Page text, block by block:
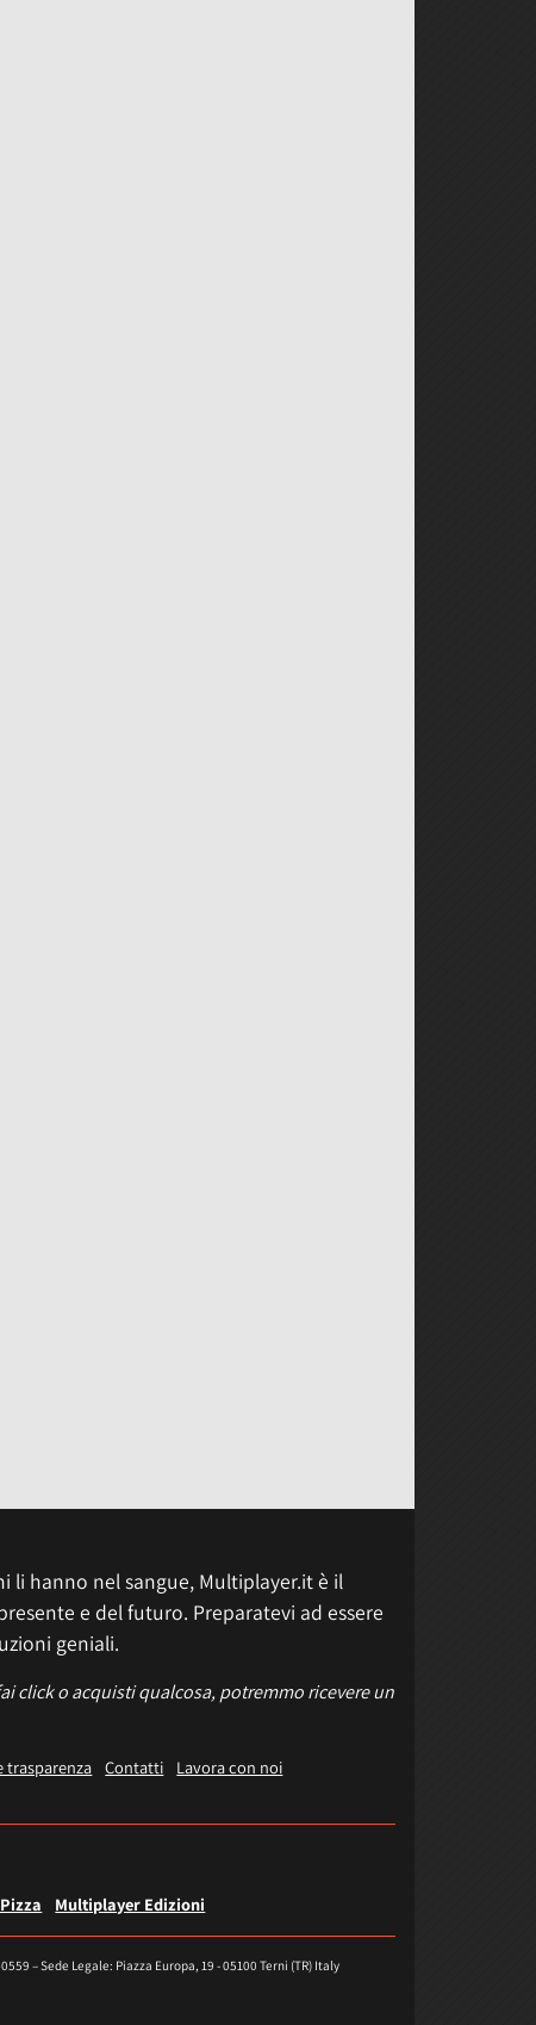
li hanno nel sangue, Multiplayer.it è il
e del futuro. Preparatevi ad essere
geniali.
click o acquisti qualcosa, potremmo ricevere un
trasparenza Contatti
Lavora con noi
Multiplayer Edizioni
– Sede Legale: Piazza Europa, 19 - 05100 Terni (TR) Italy